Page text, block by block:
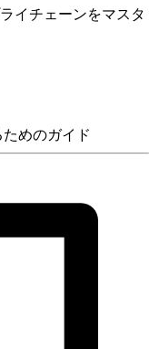
めのガイド